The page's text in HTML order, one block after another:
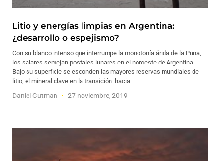
Litio y energías limpias en Argentina:
¿desarrollo o espejismo?
Con su blanco intenso que interrumpe la monotonía árida de la Puna,
los salares semejan postales lunares en el noroeste de Argentina.
Bajo su superficie se esconden las mayores reservas mundiales de
litio, el mineral clave en la transición hacia
Daniel Gutman 27 noviembre, 2019